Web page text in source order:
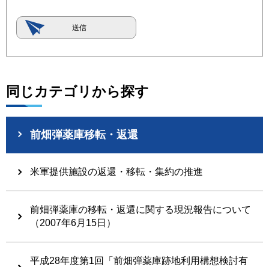
同じカテゴリから探す
前畑弾薬庫移転・返還
米軍提供施設の返還・移転・集約の推進
前畑弾薬庫の移転・返還に関する現況報告について
（2007年6月15日）
平成28年度第1回「前畑弾薬庫跡地利用構想検討有